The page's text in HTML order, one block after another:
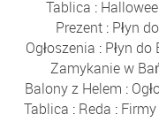
Tablica :
Prezent : Płyn
Ogłoszenia : Płyn do
Zamykanie w
Balony z Helem :
Tablica : Reda : Firmy